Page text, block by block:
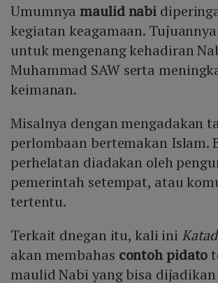
Umumnyamaulid nabi
kegiatan keagamaan.
untuk mengenang kehadiran
Muhammad SAW serta
keimanan.
Misalnya dengan mengadakan
perlombaan bertemakan Islam.
perhelatan diadakan oleh
pemerintah setempat, atau
tertentu.
Terkait dnegan itu, kali ini
akan membahas contoh pidato
maulid Nabi yang bisa